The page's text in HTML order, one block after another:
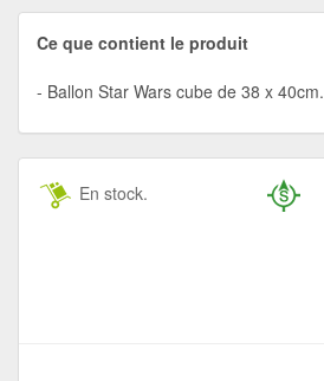
Ce que contient le produit
Ballon Star Wars cube de 38 x 40cm.
En stock.